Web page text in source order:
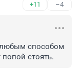
+11 –4
любым способом
стоять.